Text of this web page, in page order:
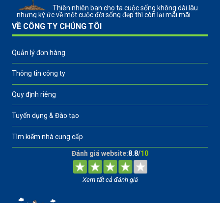
Thiên nhiên ban cho ta cuộc sống không dài lâu
nhưng ký ức về một cuộc đời sống đẹp thì còn lại mãi mãi
VỀ CÔNG TY CHÚNG TÔI
Quản lý đơn hàng
Thông tin công ty
Quy định riêng
Tuyển dụng & Đào tạo
Tìm kiếm nhà cung cấp
Đánh giá website:8.8/10
Xem tất cả đánh giá